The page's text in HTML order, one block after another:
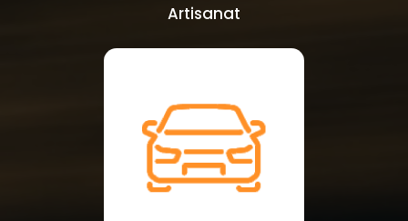
Artisanat